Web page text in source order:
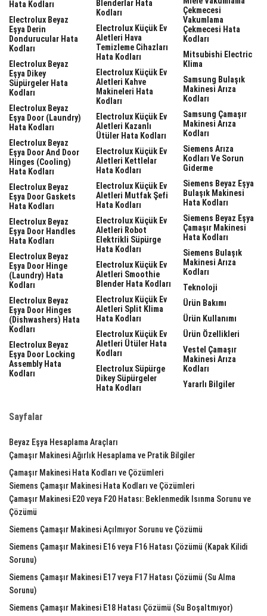
Hata Kodları
Electrolux Beyaz
Eşya Derin
Dondurucular Hata
Kodları
Electrolux Beyaz
Eşya Dikey
Süpürgeler Hata
Kodları
Electrolux Beyaz
Eşya Door (laundry)
Hata Kodları
Electrolux Beyaz
Eşya Door And Door
Hinges (cooling)
Hata Kodları
Electrolux Beyaz
Eşya Door Gaskets
Hata Kodları
Electrolux Beyaz
Eşya Door Handles
Hata Kodları
Electrolux Beyaz
Eşya Door Hinge
(laundry) Hata
Kodları
Electrolux Beyaz
Eşya Door Hinges
(dishwashers) Hata
Kodları
Electrolux Beyaz
Eşya Door Locking
Assembly Hata
Kodları
Blenderlar Hata
Kodları
Electrolux Küçük Ev
Aletleri Hava
Temizleme Cihazları
Hata Kodları
Electrolux Küçük Ev
Aletleri Kahve
Makineleri Hata
Kodları
Electrolux Küçük Ev
Aletleri Kazanlı
Ütüler Hata Kodları
Electrolux Küçük Ev
Aletleri Kettlelar
Hata Kodları
Electrolux Küçük Ev
Aletleri Mutfak Şefi
Hata Kodları
Electrolux Küçük Ev
Aletleri Robot
Elektrikli Süpürge
Hata Kodları
Electrolux Küçük Ev
Aletleri Smoothie
Blender Hata Kodları
Electrolux Küçük Ev
Aletleri Split Klima
Hata Kodları
Electrolux Küçük Ev
Aletleri Ütüler Hata
Kodları
Electrolux Süpürge
Dikey Süpürgeler
Hata Kodları
Çekmecesi
Vakumlama
Çekmecesi Hata
Kodları
Mitsubishi Electric
Klima
Samsung Bulaşık
Makinesi Arıza
Kodları
Samsung Çamaşır
Makinesi Arıza
Kodları
Siemens Arıza
Kodları Ve Sorun
Giderme
Siemens Beyaz Eşya
Bulaşık Makinesi
Hata Kodları
Siemens Beyaz Eşya
Çamaşır Makinesi
Hata Kodları
Siemens Bulaşık
Makinesi Arıza
Kodları
Teknoloji
Ürün Bakımı
Ürün Kullanımı
Ürün Özellikleri
Vestel Çamaşır
Makinesi Arıza
Kodları
Yararlı Bilgiler
Sayfalar
Beyaz Eşya Hesaplama Araçları
Çamaşır Makinesi Ağırlık Hesaplama ve Pratik Bilgiler
Çamaşır Makinesi Hata Kodları ve Çözümleri
Siemens Çamaşır Makinesi Hata Kodları ve Çözümleri
Çamaşır Makinesi E20 veya F20 Hatası: Beklenmedik Isınma Sorunu ve
Çözümü
Siemens Çamaşır Makinesi Açılmıyor Sorunu ve Çözümü
Siemens Çamaşır Makinesi E16 veya F16 Hatası Çözümü (Kapak Kilidi
Sorunu)
Siemens Çamaşır Makinesi E17 veya F17 Hatası Çözümü (Su Alma
Sorunu)
Siemens Çamaşır Makinesi E18 Hatası Çözümü (Su Boşaltmıyor)